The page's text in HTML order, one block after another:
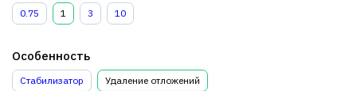
0.75 1 3 10
Особенность
Стабилизатор Удаление отложений